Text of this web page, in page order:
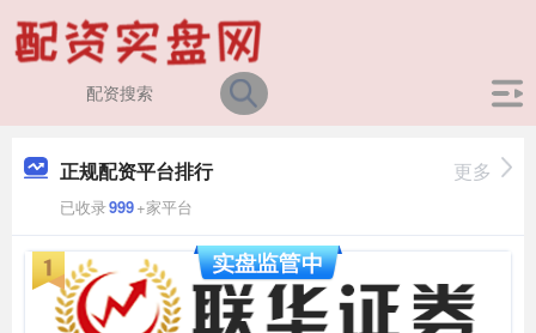
正规配资平台排行
已收录999+家平台
更多